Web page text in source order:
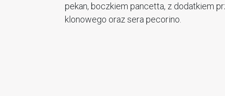
pekan, boczkiem pancetta, z dodatkiem
klonowego oraz sera pecorino.